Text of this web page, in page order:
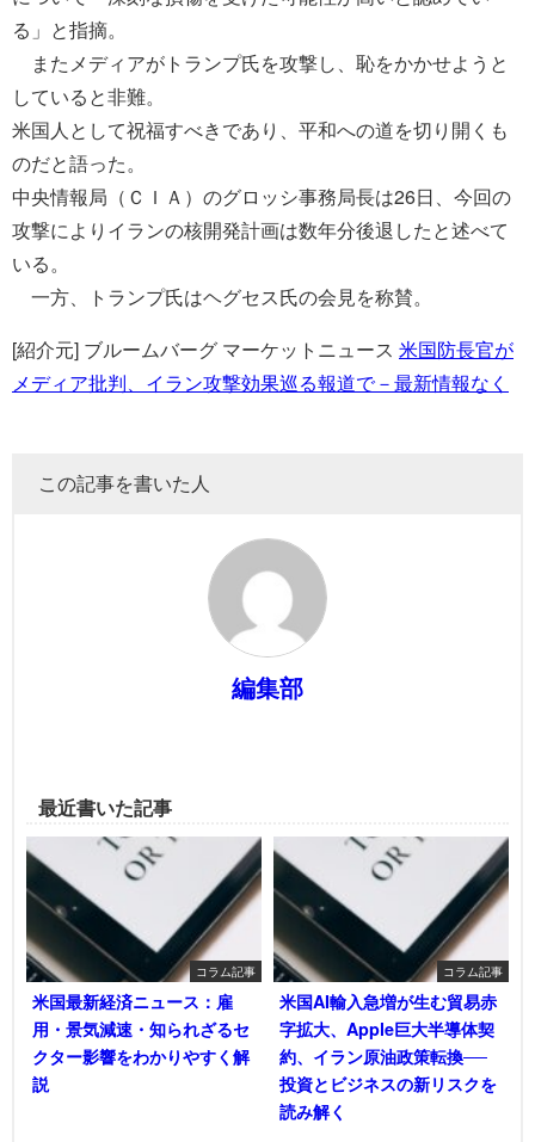
る」と指摘。
またメディアがトランプ氏を攻撃し、恥をかかせようと
していると非難。
米国人として祝福すべきであり、平和への道を切り開くも
のだと語った。
中央情報局（ＣＩＡ）のグロッシ事務局長は26日、今回の
攻撃によりイランの核開発計画は数年分後退したと述べて
いる。
一方、トランプ氏はヘグセス氏の会見を称賛。
[紹介元] ブルームバーグ マーケットニュース 米国防長官が
メディア批判、イラン攻撃効果巡る報道で－最新情報なく
この記事を書いた人
編集部
最近書いた記事
コラム記事
米国最新経済ニュース：雇
用・景気減速・知られざるセ
クター影響をわかりやすく解
説
コラム記事
米国AI輸入急増が生む貿易赤
字拡大、Apple巨大半導体契
約、イラン原油政策転換──
投資とビジネスの新リスクを
読み解く